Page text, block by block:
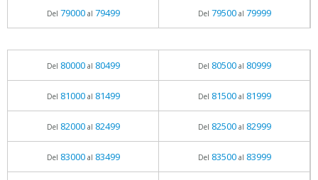
Del 79000al 79499 Del 79500al 79999
Del 80000al 80499 Del 80500al 80999
Del 81000al 81499 Del 81500al 81999
Del 82000al 82499 Del 82500al 82999
Del 83000al 83499 Del 83500al 83999